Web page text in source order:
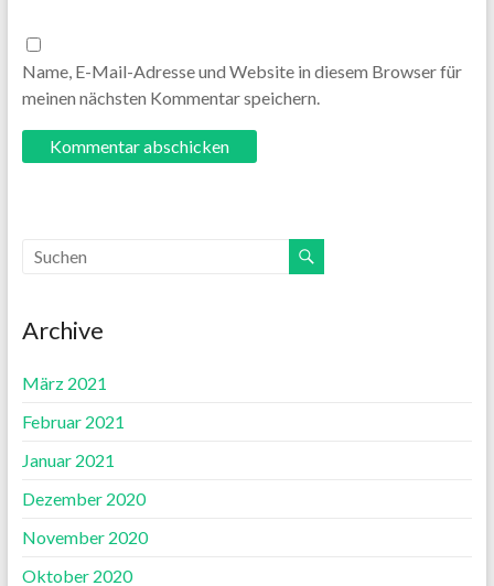
Name, E-Mail-Adresse und Website in diesem Browser für
meinen nächsten Kommentar speichern.
Archive
März 2021
Februar 2021
Januar 2021
Dezember 2020
November 2020
Oktober 2020